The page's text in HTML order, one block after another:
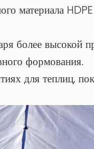
материала
более высокой
формования.
для теплиц,